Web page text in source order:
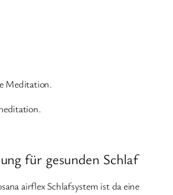
Meditation.
für gesunden Schlaf
airflex Schlafsystem ist da eine